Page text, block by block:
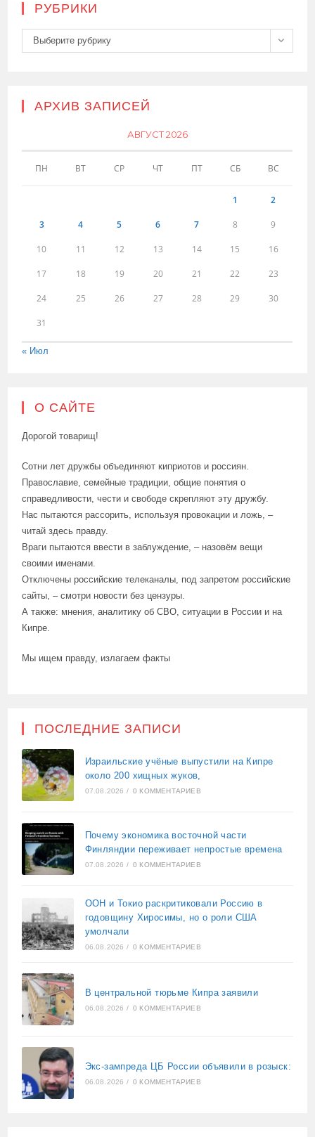
РУБРИКИ
Рубрики
Выберите рубрику
АРХИВ ЗАПИСЕЙ
АВГУСТ 2026
ПН ВТ СР ЧТ ПТ СБ ВС
1 2
3 4 5 6 7 8 9
10 11 12 13 14 15 16
17 18 19 20 21 22 23
24 25 26 27 28 29 30
31
« Июл
О САЙТЕ
Дорогой товарищ!
Сотни лет дружбы объединяют киприотов и россиян.
Православие, семейные традиции, общие понятия о
справедливости, чести и свободе скрепляют эту дружбу.
Нас пытаются рассорить, используя провокации и ложь, –
читай здесь правду.
Враги пытаются ввести в заблуждение, – назовём вещи
своими именами.
Отключены российские телеканалы, под запретом российские
сайты, – смотри новости без цензуры.
А также: мнения, аналитику об СВО, ситуации в России и на
Кипре.
Мы ищем правду, излагаем факты
ПОСЛЕДНИЕ ЗАПИСИ
Израильские учёные выпустили на Кипре
около 200 хищных жуков,
07.08.2026 / 0 КОММЕНТАРИЕВ
Почему экономика восточной части
Финляндии переживает непростые времена
07.08.2026 / 0 КОММЕНТАРИЕВ
ООН и Токио раскритиковали Россию в
годовщину Хиросимы, но о роли США
умолчали
06.08.2026 / 0 КОММЕНТАРИЕВ
В центральной тюрьме Кипра заявили
06.08.2026 / 0 КОММЕНТАРИЕВ
Экс-зампреда ЦБ России объявили в розыск:
06.08.2026 / 0 КОММЕНТАРИЕВ